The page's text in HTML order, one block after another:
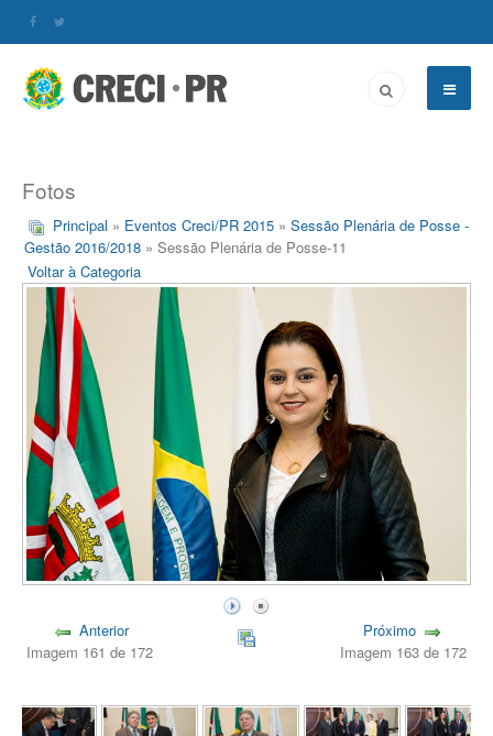
Fotos
Principal » Eventos Creci/PR 2015 » Sessão Plenária de Posse -
Gestão 2016/2018 » Sessão Plenária de Posse-11
Voltar à Categoria
Anterior
Imagem 161 de 172
Próximo
Imagem 163 de 172